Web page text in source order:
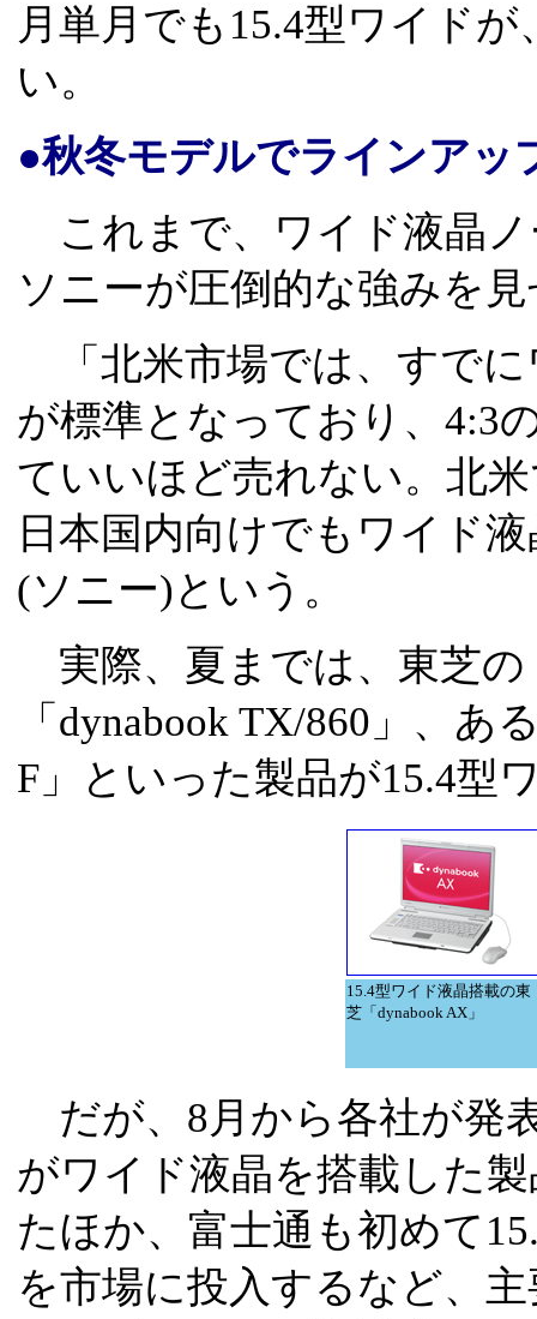
月単月でも15.4型ワイド
い。
●秋冬モデルでラインアッ
これまで、ワイド液晶ノ
ソニーが圧倒的な強みを
「北米市場では、すでに
が標準となっており、4:3
ていいほど売れない。北
日本国内向けでもワイド
(ソニー)という。
実際、夏までは、東芝の
「dynabook TX/860」、
F」といった製品が15.4型
15.4型ワイド液晶搭載の東
芝「dynabook AX」
だが、8月から各社が発
がワイド液晶を搭載した
たほか、富士通も初めて
を市場に投入するなど、